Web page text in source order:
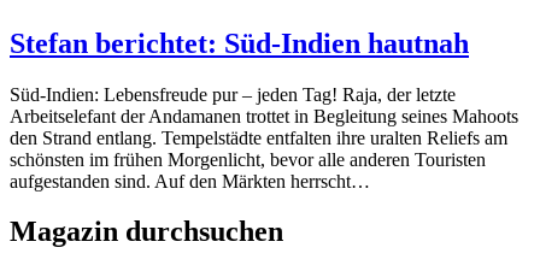
Stefan berichtet: Süd-Indien hautnah
Süd-Indien: Lebensfreude pur – jeden Tag! Raja, der letzte
Arbeitselefant der Andamanen trottet in Begleitung seines Mahoots
den Strand entlang. Tempelstädte entfalten ihre uralten Reliefs am
schönsten im frühen Morgenlicht, bevor alle anderen Touristen
aufgestanden sind. Auf den Märkten herrscht…
Magazin durchsuchen